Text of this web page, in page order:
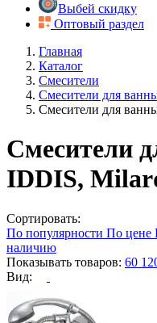
Выбей скидку
Оптовый раздел
Главная
Каталог
Смесители
Смесители для
Смесители для
Смесители
IDDIS,
Сортировать:
По популярности По цене
наличию
Показывать товаров: 60
Вид: